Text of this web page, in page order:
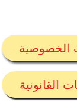
الخصوصية
القانونية